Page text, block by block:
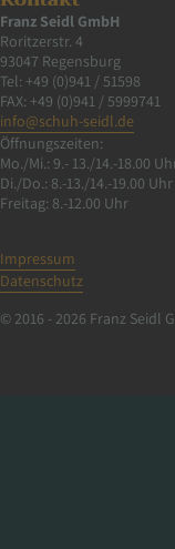
Franz Seidl GmbH
Roritzerstr. 4
93047 Regensburg
Tel: +49 (0)941 / 51598
FAX: +49 (0)941 / 5999741
info@schuh-seidl.de
Öffnungszeiten:
Mo./Mi.: 9.- 13./14.-18.00
Di./Do.: 8.-13./14.-19.00 Uhr
Freitag: 8.-12.00 Uhr
Impressum
Datenschutz
© 2016 - 2026 Franz Seidl